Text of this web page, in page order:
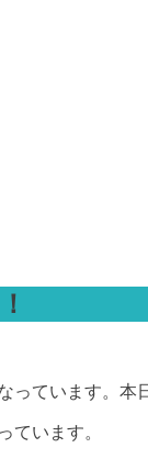
ています。
ています。